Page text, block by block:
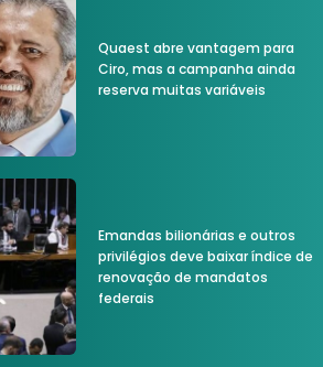
Quaest abre vantagem para
Ciro, mas a campanha ainda
reserva muitas variáveis
Emandas bilionárias e outros
privilégios deve baixar índice de
renovação de mandatos
federais